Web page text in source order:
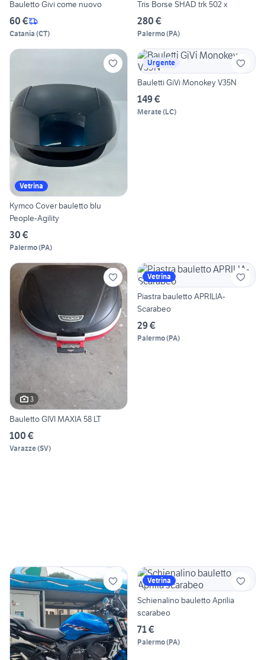
Bauletto Givi come nuovo
60 €
Catania (CT)
Tris Borse SHAD trk 502 x
280 €
Palermo(PA)
Vetrina
Kymco Cover bauletto blu
People-Agility
30 €
Palermo(PA)
Urgente
Bauletti GiVi Monokey V35N
149 €
Merate(LC)
3
Bauletto GIVI MAXIA 58 LT
100 €
Varazze(SV)
Vetrina
Piastra bauletto APRILIA-
Scarabeo
29 €
Palermo(PA)
Vetrina
Schienalino bauletto Aprilia
scarabeo
71 €
Palermo(PA)